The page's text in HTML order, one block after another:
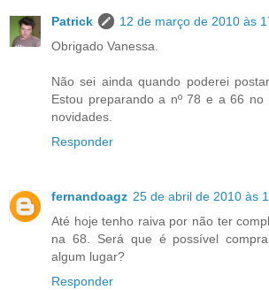
Patrick
12 de março de 2010 às
Obrigado Vanessa.
Não sei ainda quando poderei
Estou preparando a nº 78 e a 66 no
novidades.
Responder
fernandoagz 25 de abril de 2010 às
Até hoje tenho raiva por não ter
na 68. Será que é possível
algum lugar?
Responder